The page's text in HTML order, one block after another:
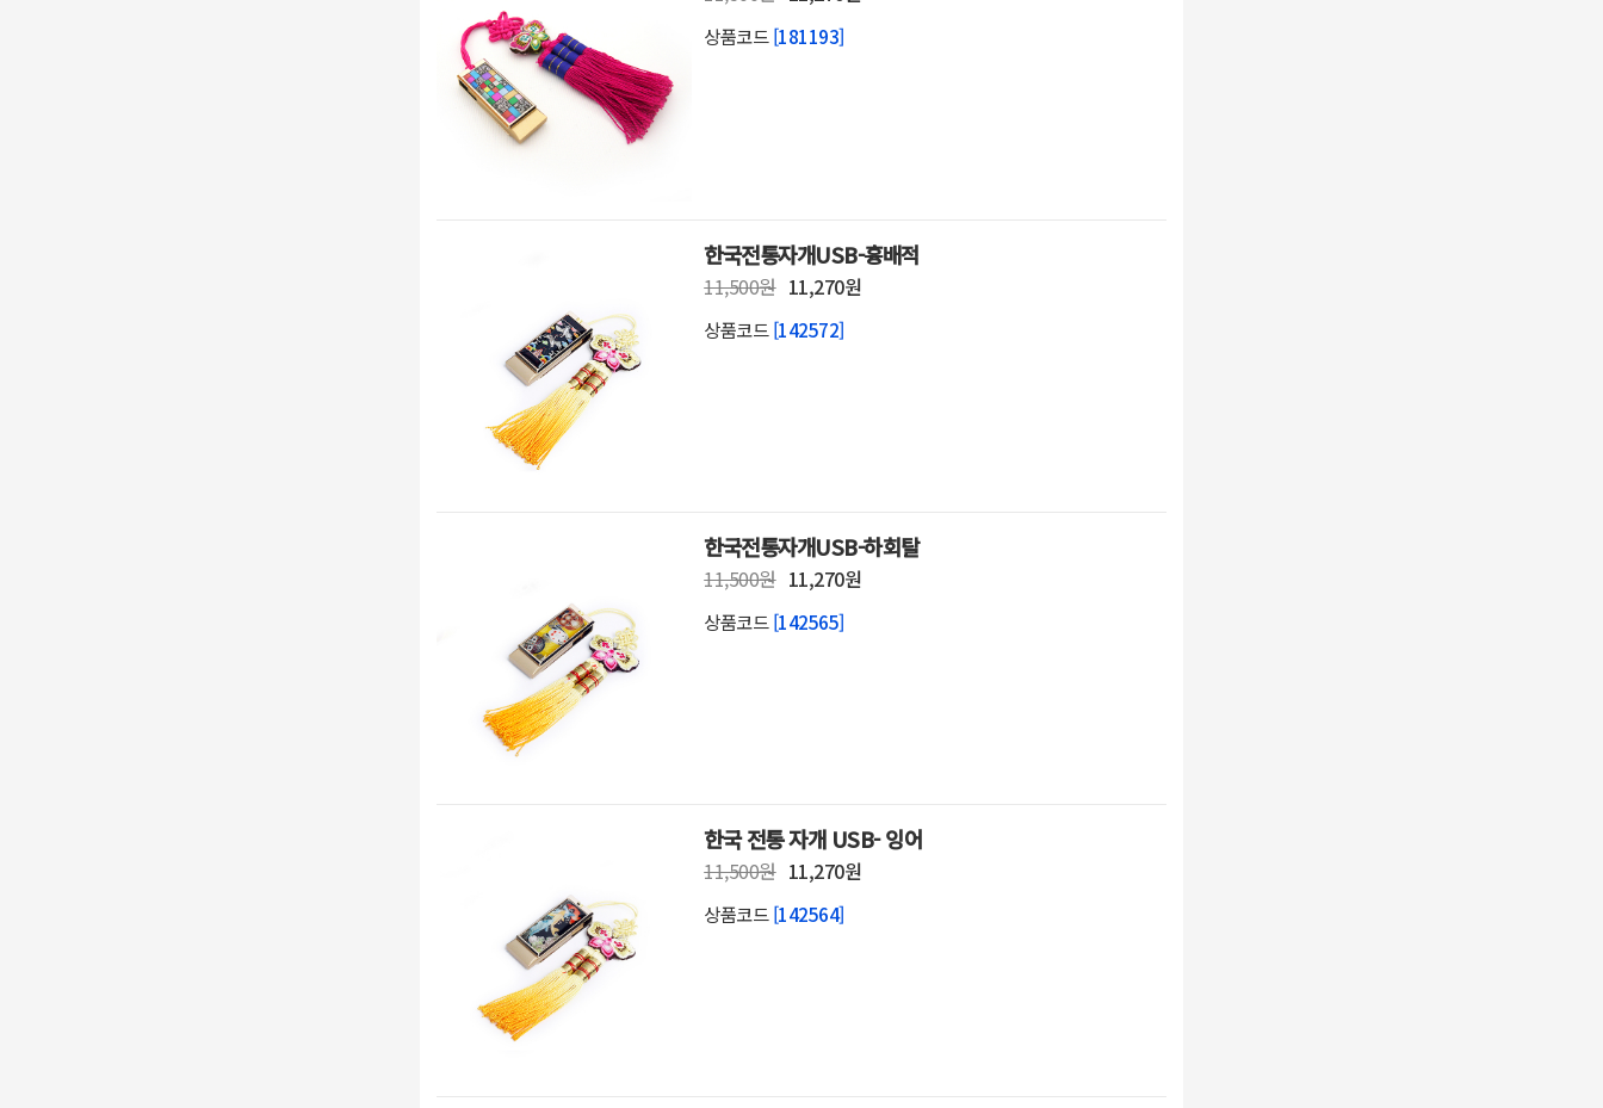
USB 64GB
USB 128G이상
USB선물세트
고급형/자개 USB
OTG스틱형 USB
상품코드[181193]
한국전통자개USB-흉배적
11,500원 11,270원
상품코드[142572]
한국전통자개USB-하회탈
11,500원 11,270원
상품코드[142565]
한국 전통 자개 USB- 잉어
11,500원 11,270원
상품코드[142564]